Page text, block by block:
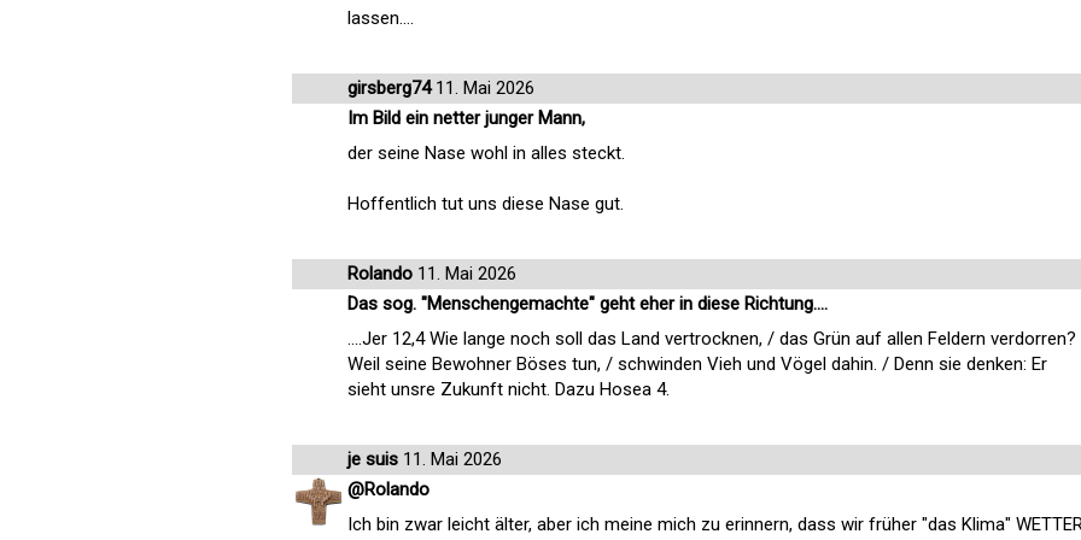
lassen....
girsberg7411. Mai 2026
Im Bild ein netter junger Mann,
der seine Nase wohl in alles steckt.
Hoffentlich tut uns diese Nase gut.
Rolando 11. Mai 2026
Das sog. "Menschengemachte" geht eher in diese Richtung....
....Jer 12,4 Wie lange noch soll das Land vertrocknen, / das Grün auf allen Feldern verdorren?
Weil seine Bewohner Böses tun, / schwinden Vieh und Vögel dahin. / Denn sie denken: Er
sieht unsre Zukunft nicht. Dazu Hosea 4.
je suis 11. Mai 2026
@Rolando
Ich bin zwar leicht älter, aber ich meine mich zu erinnern, dass wir früher "das Klima"